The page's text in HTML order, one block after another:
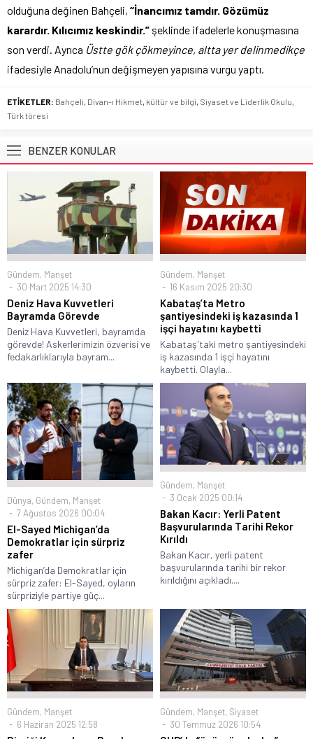
olduğuna değinen Bahçeli, “İnancımız tamdır. Gözümüz
karardır. Kılıcımız keskindir.” şeklinde ifadelerle konuşmasına
son verdi. Ayrıca Üstte gök çökmeyince, altta yer delinmedikçe
ifadesiyle Anadolu’nun değişmeyen yapısına vurgu yaptı.
ETİKETLER: Bahçeli, Divan-ı Hikmet, kültür ve bilgi, Siyaset ve Liderlik Okulu,
Türk töresi
BENZER KONULAR
Gündem, Manşet
30 Mart 2025 14:30
Deniz Hava Kuvvetleri
Bayramda Görevde
Deniz Hava Kuvvetleri, bayramda
görevde! Askerlerimizin özverisi ve
fedakarlıklarıyla bayram...
Gündem, Manşet
16 Kasım 2025 20:30
Kabataş’ta Metro
şantiyesindeki iş kazasında 1
işçi hayatını kaybetti
Kabataş'taki metro şantiyesindeki
iş kazasında 1 işçi hayatını
kaybetti. Olayla...
Dünya, Gündem, Manşet
7 Ağustos 2026 00:04
El-Sayed Michigan’da
Demokratlar için sürpriz
zafer
Michigan’da Demokratlar için
sürpriz zafer: El-Sayed, oyların
sürpriziyle partiye güç...
Gündem, Manşet
3 Ocak 2025 00:14
Bakan Kacır: Yerli Patent
Başvurularında Tarihi Rekor
Kırıldı
Bakan Kacır, yerli patent
başvurularında tarihi bir rekor
kırıldığını açıkladı....
Gündem, Manşet
6 Haziran 2025 12:58
Gündem, Manşet, Siyaset
30 Temmuz 2026 10:54